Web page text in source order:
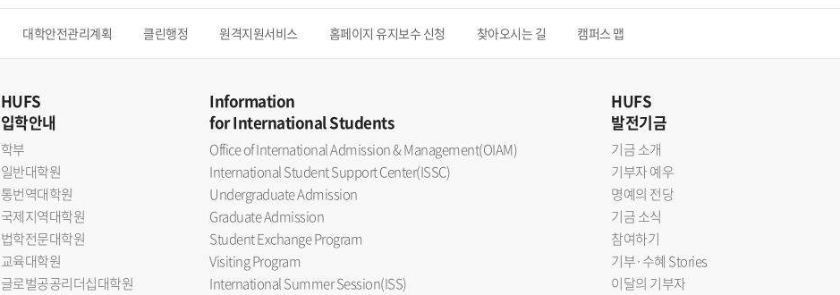
대학안전관리계획 클린행정 원격지원서비스 홈페이지 유지보수 신청 찾아오시는 길 캠퍼스 맵
HUFS
입학안내
학부
일반대학원
통번역대학원
국제지역대학원
법학전문대학원
교육대학원
글로벌공공리더십대학원
Information
for International Students
Office of International Admission & Management(OIAM)
International Student Support Center(ISSC)
Undergraduate Admission
Graduate Admission
Student Exchange Program
Visiting Program
International Summer Session(ISS)
HUFS
발전기금
기금 소개
기부자 예우
명예의 전당
기금 소식
참여하기
기부·수혜 Stories
이달의 기부자